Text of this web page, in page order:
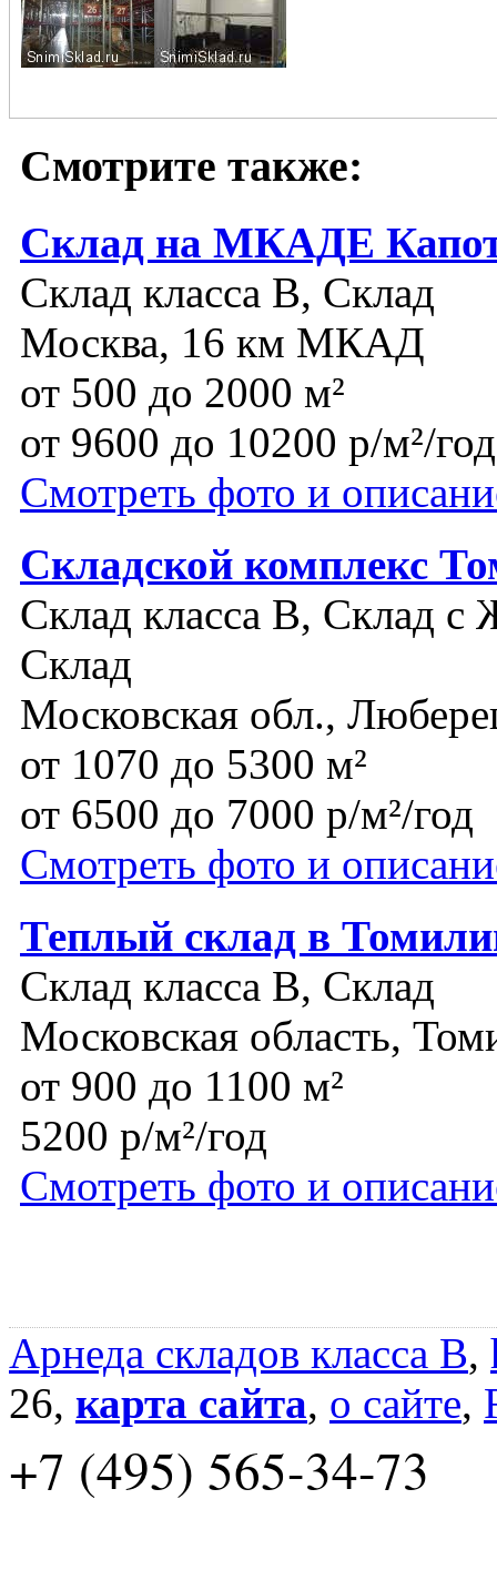
Смотрите также:
Склад на МКАДЕ
Склад класса B, Склад
Москва, 16 км МКАД
от 500 до 2000 м²
от 9600 до 10200 р/м²/год
Смотреть фото и
Складской комплекс
Склад класса B, Склад с
Склад
Московская обл.,
от 1070 до 5300 м²
от 6500 до 7000 р/м²/год
Смотреть фото и
Теплый склад в
Склад класса B, Склад
Московская область,
от 900 до 1100 м²
5200 р/м²/год
Смотреть фото и
Арнеда складов класса B,
26, карта сайта, о сайте,
+7 (495) 565-34-73